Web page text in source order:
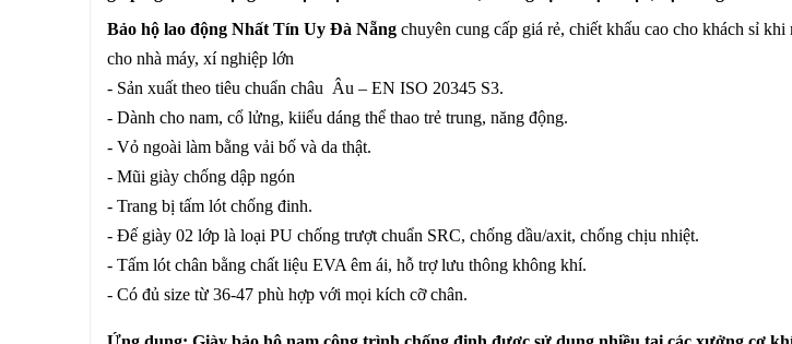
Bảo hộ lao động Nhất Tín Uy Đà Nẵng chuyên cung cấp giá rẻ, chiết khấu cao cho khách sỉ
cho nhà máy, xí nghiệp lớn
- Sản xuất theo tiêu chuẩn châu Âu – EN ISO 20345 S3.
- Dành cho nam, cổ lửng, kiiểu dáng thể thao trẻ trung, năng động.
- Vỏ ngoài làm bằng vải bố và da thật.
- Mũi giày chống dập ngón
- Trang bị tấm lót chống đinh.
- Đế giày 02 lớp là loại PU chống trượt chuẩn SRC, chống dầu/axit, chống chịu nhiệt.
- Tấm lót chân bằng chất liệu EVA êm ái, hỗ trợ lưu thông không khí.
- Có đủ size từ 36-47 phù hợp với mọi kích cỡ chân.